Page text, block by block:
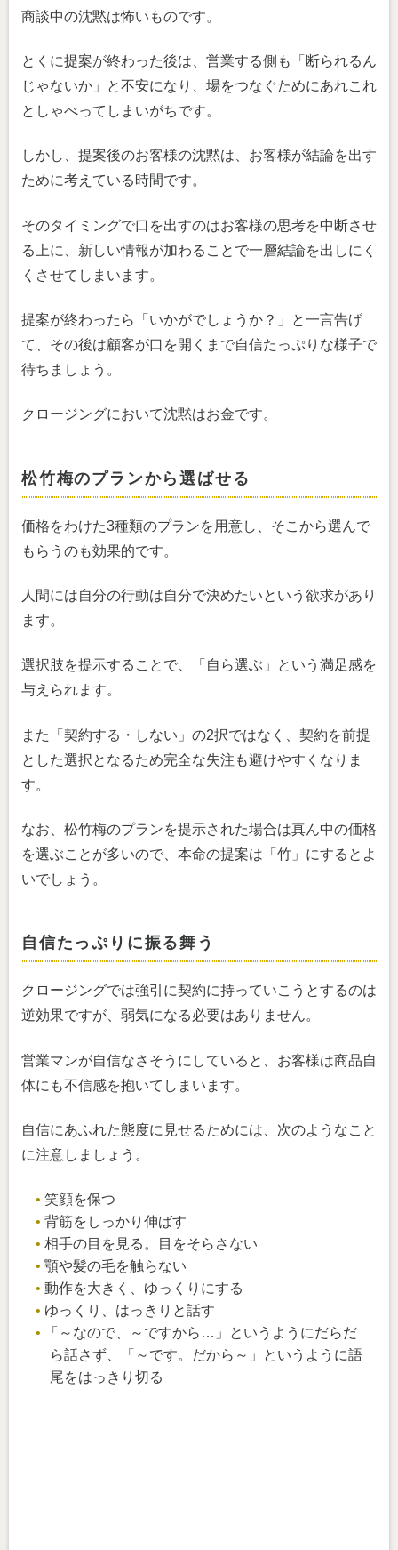
商談中の沈黙は怖いものです。
とくに提案が終わった後は、営業する側も「断られるん
じゃないか」と不安になり、場をつなぐためにあれこれ
としゃべってしまいがちです。
しかし、提案後のお客様の沈黙は、お客様が結論を出す
ために考えている時間です。
そのタイミングで口を出すのはお客様の思考を中断させ
る上に、新しい情報が加わることで一層結論を出しにく
くさせてしまいます。
提案が終わったら「いかがでしょうか？」と一言告げ
て、その後は顧客が口を開くまで自信たっぷりな様子で
待ちましょう。
クロージングにおいて沈黙はお金です。
松竹梅のプランから選ばせる
価格をわけた3種類のプランを用意し、そこから選んで
もらうのも効果的です。
人間には自分の行動は自分で決めたいという欲求があり
ます。
選択肢を提示することで、「自ら選ぶ」という満足感を
与えられます。
また「契約する・しない」の2択ではなく、契約を前提
とした選択となるため完全な失注も避けやすくなりま
す。
なお、松竹梅のプランを提示された場合は真ん中の価格
を選ぶことが多いので、本命の提案は「竹」にするとよ
いでしょう。
自信たっぷりに振る舞う
クロージングでは強引に契約に持っていこうとするのは
逆効果ですが、弱気になる必要はありません。
営業マンが自信なさそうにしていると、お客様は商品自
体にも不信感を抱いてしまいます。
自信にあふれた態度に見せるためには、次のようなこと
に注意しましょう。
笑顔を保つ
背筋をしっかり伸ばす
相手の目を見る。目をそらさない
顎や髪の毛を触らない
動作を大きく、ゆっくりにする
ゆっくり、はっきりと話す
「～なので、～ですから…」というようにだらだ
ら話さず、「～です。だから～」というように語
尾をはっきり切る